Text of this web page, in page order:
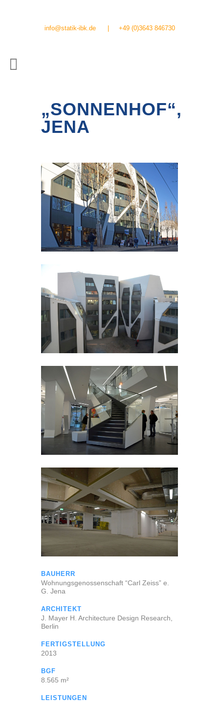
info@statik-ibk.de| +49 (0)3643 846730
„SONNENHOF“,
JENA
BAUHERR
Wohnungsgenossenschaft “Carl Zeiss” e.
G. Jena
ARCHITEKT
J. Mayer H. Architecture Design Research,
Berlin
FERTIGSTELLUNG
2013
BGF
8.565 m²
LEISTUNGEN